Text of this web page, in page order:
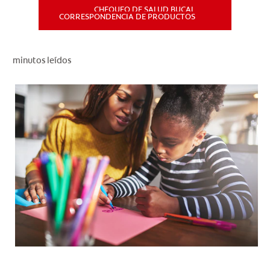
PARA PROFESIONALES
PROMOCIONES
GT (ES)
SUSCRÍBASE
CHEQUEO DE SALUD BUCAL
CORRESPONDENCIA DE PRODUCTOS
minutos leídos